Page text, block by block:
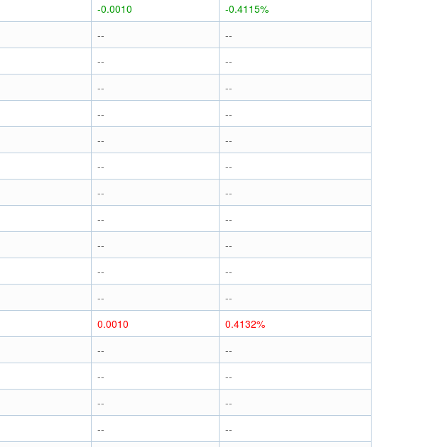
-0.0010
-0.4115%
--
--
--
--
--
--
--
--
--
--
--
--
--
--
--
--
--
--
--
--
--
--
0.0010
0.4132%
--
--
--
--
--
--
--
--